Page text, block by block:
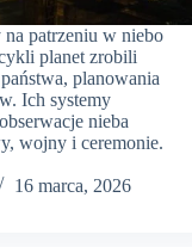
patrzeniu w niebo
planet zrobili
planowania
Ich systemy
nieba
wojny i ceremonie.
16 marca, 2026